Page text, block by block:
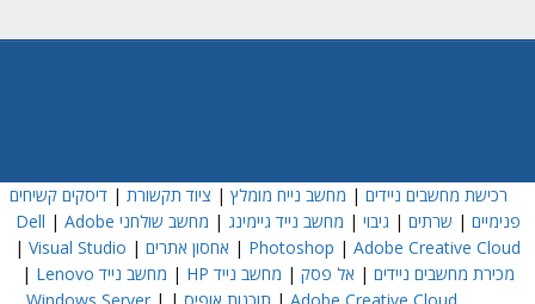
רכישת מחשבים ניידים | מחשב נייח מומלץ | ציוד תקשורת |דיסקים קשיחים
פנימיים | שרתים | גיבוי | מחשב נייד גיימינג | מחשב שולחני Dell | Adobe
Photoshop | Adobe Creative Cloud
| אחסון אתרים |
Visual Studio
|
מכירת מחשבים ניידים | אל פסק | מחשב נייד HP | מחשב נייד Lenovo
|